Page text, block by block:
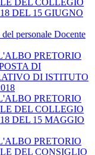
DEL COLLEGIO
DEL 15 GIUGNO
personale Docente
PRETORIO
DI
DI ISTITUTO
PRETORIO
DEL COLLEGIO
DEL 15 MAGGIO
PRETORIO
DEL CONSIGLIO